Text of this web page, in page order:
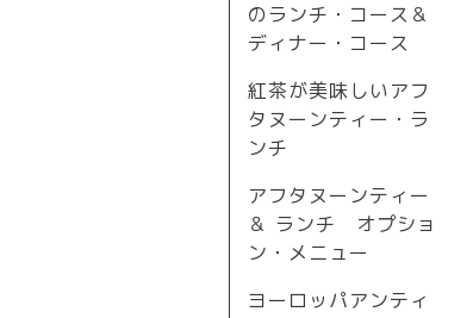
のランチ・コース＆
ディナー・コース
紅茶が美味しいアフ
タヌーンティー・ラ
ンチ
アフタヌーンティー
＆ ランチ オプショ
ン・メニュー
ヨーロッパアンティ